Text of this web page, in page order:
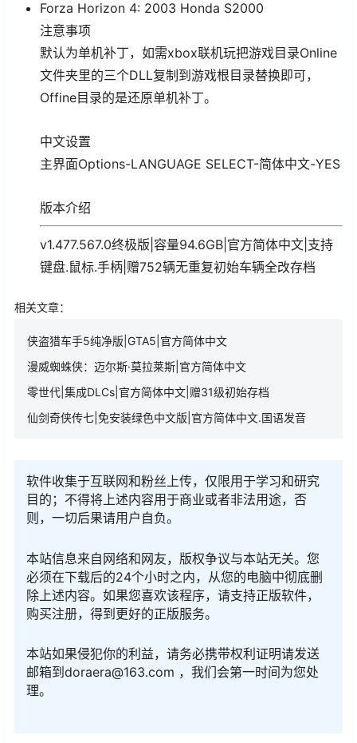
Forza Horizon 4: 2003 Honda S2000
注意事项
默认为单机补丁，如需xbox联机玩把游戏目录Online
文件夹里的三个DLL复制到游戏根目录替换即可，
Offine目录的是还原单机补丁。
中文设置
主界面Options-LANGUAGE SELECT-简体中文-YES
版本介绍
v1.477.567.0终极版|容量94.6GB|官方简体中文|支持
键盘.鼠标.手柄|赠752辆无重复初始车辆全改存档
相关文章：
侠盗猎车手5纯净版|GTA5|官方简体中文
漫威蜘蛛侠：迈尔斯·莫拉莱斯|官方简体中文
零世代|集成DLCs|官方简体中文|赠31级初始存档
仙剑奇侠传七|免安装绿色中文版|官方简体中文.国语发音
软件收集于互联网和粉丝上传，仅限用于学习和研究
目的；不得将上述内容用于商业或者非法用途，否
则，一切后果请用户自负。
本站信息来自网络和网友，版权争议与本站无关。您
必须在下载后的24个小时之内，从您的电脑中彻底删
除上述内容。如果您喜欢该程序，请支持正版软件，
购买注册，得到更好的正版服务。
本站如果侵犯你的利益，请务必携带权利证明请发送
邮箱到doraera@163.com ，我们会第一时间为您处
理。